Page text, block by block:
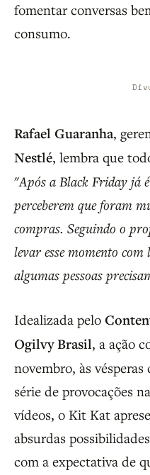
fomentar conversas
consumo.
Rafael Guaranha,
Nestlé, lembra que
"Após a Black Friday já
perceberem que foram
compras. Seguindo o
levar esse momento
algumas pessoas
Idealizada pelo
Ogilvy Brasil, a ação
novembro, às
série de provocações
vídeos, o Kit Kat
absurdas
com a expectativa de